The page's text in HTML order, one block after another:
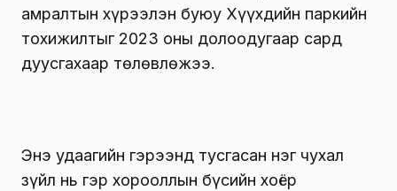
амралтын хүрээлэн буюу Хүүхдийн паркийн
тохижилтыг 2023 оны долоодугаар сард
дуусгахаар төлөвлөжээ.
Энэ удаагийн гэрээнд тусгасан нэг чухал
зүйл нь гэр хорооллын бүсийн хоёр